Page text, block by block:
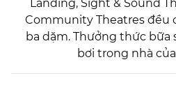
Landing, Sight & Sound
Community Theatres đều
ba dặm. Thưởng thức bữa
bơi trong nhà